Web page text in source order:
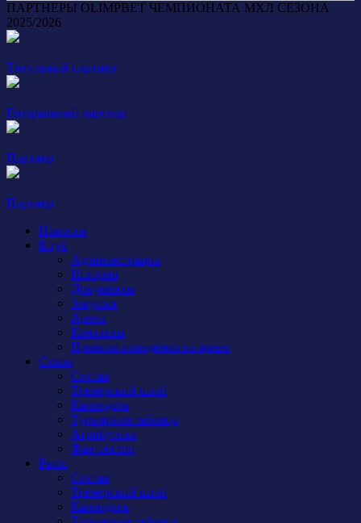
ПАРТНЕРЫ OLIMPBET ЧЕМПИОНАТА МХЛ СЕЗОНА
2025/2026
Титульный партнер
Генеральный партнер
Партнер
Партнер
Новости
Клуб
Администрация
История
Документы
Закупки
Арена
Контакты
Правила поведения на арене
Сокол
Состав
Тренерский штаб
Календарь
Турнирная таблица
Атрибутика
Фан-сектор
Рыси
Состав
Тренерский штаб
Календарь